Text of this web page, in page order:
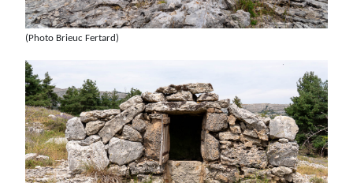
(Photo Brieuc Fertard)